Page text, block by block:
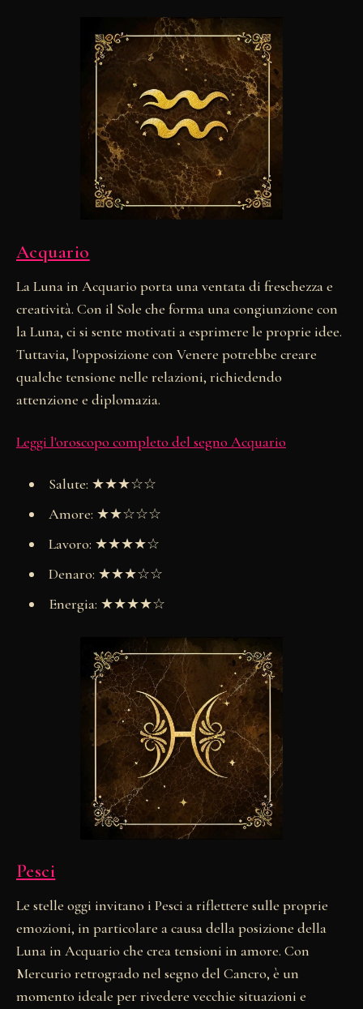
Acquario
La Luna in Acquario porta una ventata di freschezza e
creatività. Con il Sole che forma una congiunzione con
la Luna, ci si sente motivati a esprimere le proprie idee.
Tuttavia, l'opposizione con Venere potrebbe creare
qualche tensione nelle relazioni, richiedendo
attenzione e diplomazia.
Leggi l'oroscopo completo del segno Acquario
Salute: ★★★☆☆
Amore: ★★☆☆☆
Lavoro: ★★★★☆
Denaro: ★★★☆☆
Energia: ★★★★☆
Pesci
Le stelle oggi invitano i Pesci a riflettere sulle proprie
emozioni, in particolare a causa della posizione della
Luna in Acquario che crea tensioni in amore. Con
Mercurio retrogrado nel segno del Cancro, è un
momento ideale per rivedere vecchie situazioni e